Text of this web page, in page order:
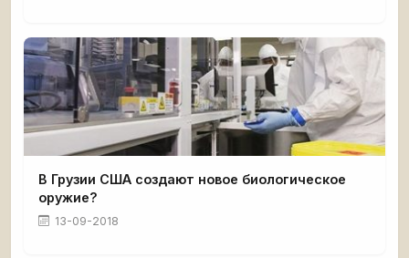
В Грузии США создают новое биологическое
оружие?
13-09-2018